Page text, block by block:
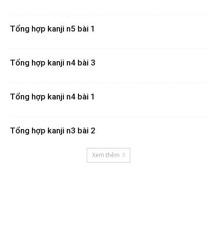
Tổng hợp kanji n5 bài 1
Tổng hợp kanji n4 bài 3
Tổng hợp kanji n4 bài 1
Tổng hợp kanji n3 bài 2
Xem thêm